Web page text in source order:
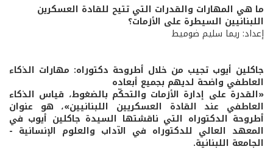
ما هي المهارات والقدرات التي تتيح للقادة العسكرين
اللبنانيين السيطرة على الأزمات؟
إعداد: ريما سليم ضوميط
جاكلين أيوب تجيب من خلال أطروحة دكتوراه: مهارات الذكاء
العاطفي واضحة لديهم بجميع أبعاده
«القدرة على إدارة الأزمات والتحكّم بالضغوط، قياس الذكاء
العاطفي عند القادة العسكريين اللبنانيين»، هو عنوان
أطروحة الدكتوراه التي ناقشتها السيدة جاكلين أيوب في
المعهد العالي للدكتوراه في الآداب والعلوم الإنسانية -
الجامعة اللبنانية.